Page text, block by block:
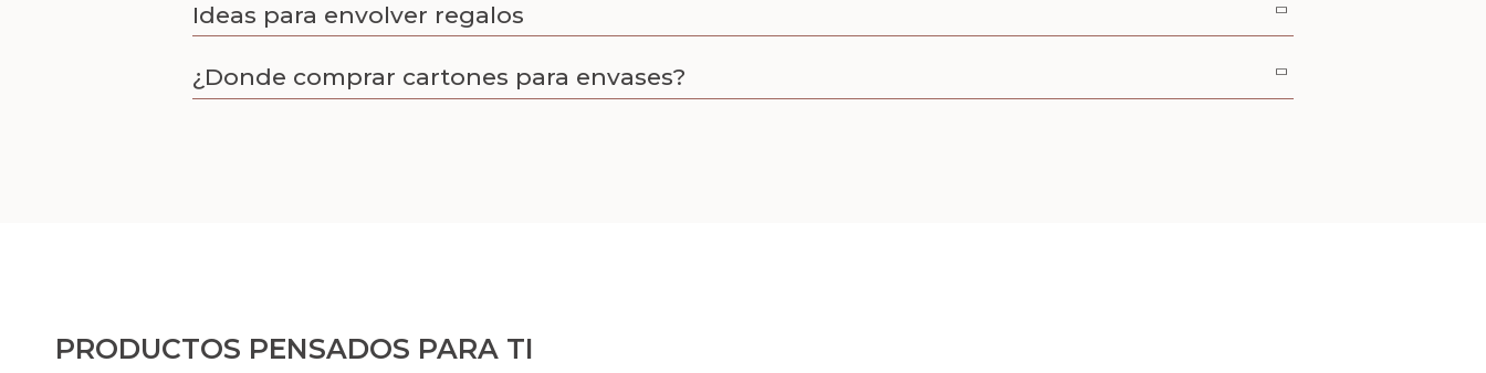
Ideas para envolver regalos
¿Donde comprar cartones para envases?
PRODUCTOS PENSADOS PARA TI